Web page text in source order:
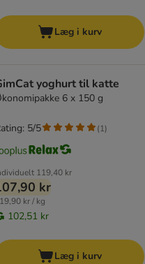
Læg i kurv
yoghurt til katte
6 x 150 g
119,40 kr
kr
kr / kg
102,51 kr
5/5 (1)
Læg i kurv